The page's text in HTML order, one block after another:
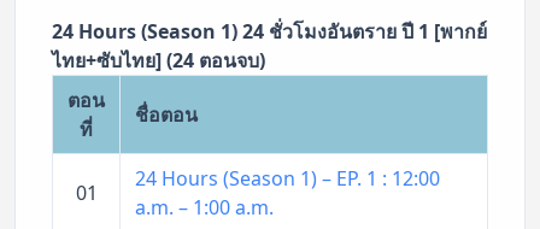
24 Hours (Season 1) 24 ชั่วโมงอันตราย ปี 1 [พากย์
ไทย+ซับไทย] (24 ตอนจบ)
ตอน
ที่
ชื่อตอน
01
24 Hours (Season 1) – EP. 1 : 12:00
a.m. – 1:00 a.m.